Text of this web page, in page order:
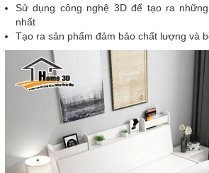
Sử dụng công nghệ 3D để tạo ra
nhất
Tạo ra sản phẩm đảm bảo chất lượng và